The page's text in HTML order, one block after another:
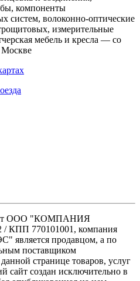
компоненты
систем, волоконно-оптические
измерительные
мебель и кресла — со
Москве
ООО "КОМПАНИЯ
770101001, компания
продавцом, а по
поставщиком
странице товаров, услуг
сайт создан исключительно в